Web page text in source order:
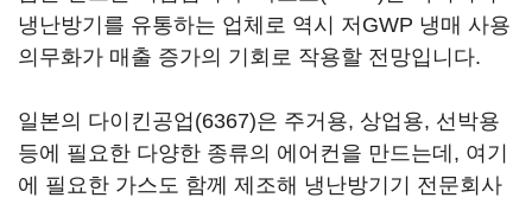
냉난방기를 유통하는 업체로 역시 저GWP 냉매 사용
의무화가 매출 증가의 기회로 작용할 전망입니다.
일본의 다이킨공업(6367)은 주거용, 상업용, 선박용
등에 필요한 다양한 종류의 에어컨을 만드는데, 여기
에 필요한 가스도 함께 제조해 냉난방기기 전문회사